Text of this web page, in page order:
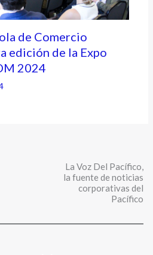
de Comercio
edición de la Expo
2024
La Voz Del Pacífico,
la fuente de noticias
corporativas del
Pacífico